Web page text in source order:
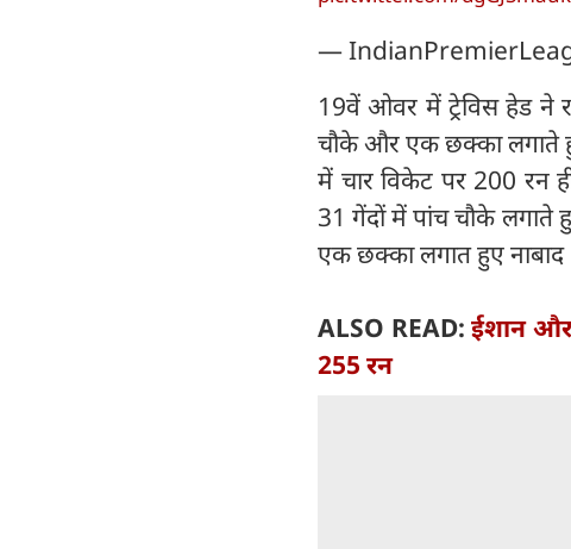
—
19वें ओवर में ट्रेविस हेड ने
चौके और एक छक्का लगाते
में चार विकेट पर 200 रन
31 गेंदों में पांच चौके लगाते
एक छक्का लगात हुए नाबाद
ALSO READ: ईशान
255 रन